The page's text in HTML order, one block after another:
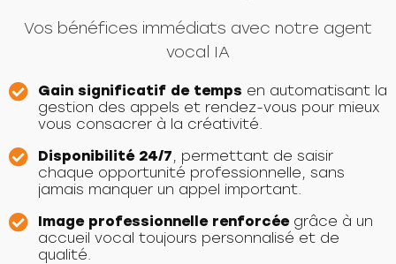
Vos bénéfices immédiats avec notre agent
vocal IA
Gain significatif de temps en automatisant la
gestion des appels et rendez-vous pour mieux
vous consacrer à la créativité.
Disponibilité 24/7, permettant de saisir
chaque opportunité professionnelle, sans
jamais manquer un appel important.
Image professionnelle renforcéegrâce à un
accueil vocal toujours personnalisé et de
qualité.